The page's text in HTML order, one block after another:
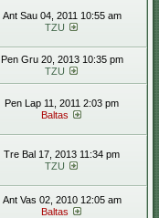
Ant Sau 04, 2011 10:55 am
TZU
Pen Gru 20, 2013 10:35 pm
TZU
Pen Lap 11, 2011 2:03 pm
Baltas
Tre Bal 17, 2013 11:34 pm
TZU
Ant Vas 02, 2010 12:05 am
Baltas